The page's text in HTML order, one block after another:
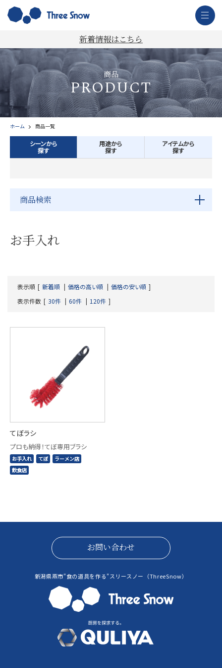
新着情報はこちら
ホーム 商品一覧
商品
PRODUCT
シーンから
探す
用途から
探す
アイテムから
探す
商品検索
お手入れ
表示順 新着順 価格の高い順
価格の安い順
表示件数
30件 60件 120件
てぼラシ
プロも納得！てぼ専用ブラシ
お手入れ てぼ
ラーメン店
飲食店
新潟県燕市"食の道具を作る"スリースノー（ThreeSnow）
お問い合わせ